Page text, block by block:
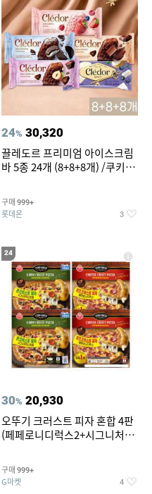
24% 30,320
끌레도르 프리미엄 아이스크림
바 5종 24개 (8+8+8개) /쿠키앤
구매 999+
롯데온 3
24
30% 20,930
오뚜기 크러스트 피자 혼합 4판
(페페로니디럭스2+시그니처익
구매 999+
G마켓 4